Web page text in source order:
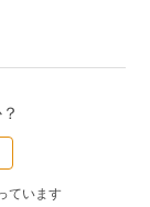
ています